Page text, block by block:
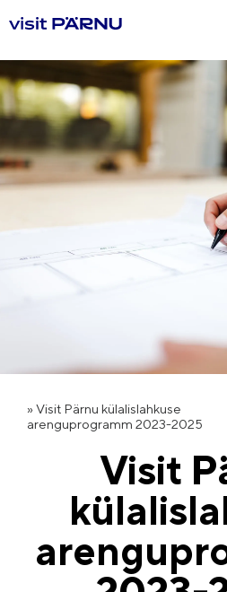
»Visit Pärnu külalislahkuse
arenguprogramm 2023-2025
Visit